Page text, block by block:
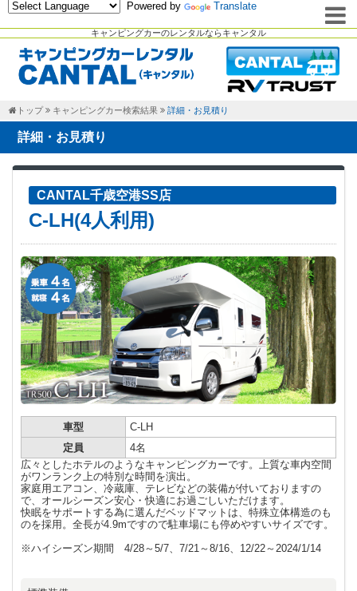
キャンピングカーのレンタルならキャンタル
Powered by Translate
トップ キャンピングカー検索結果 詳細・お見積り
詳細・お見積り
CANTAL千歳空港SS店
C-LH(4人利用)
車型
C-LH
定員
4名
広々としたホテルのようなキャンピングカーです。上質な車内空間
がワンランク上の特別な時間を演出。
家庭用エアコン、冷蔵庫、テレビなどの装備が付いておりますの
で、オールシーズン安心・快適にお過ごしいただけます。
快眠をサポートする為に選んだベッドマットは、特殊立体構造のも
のを採用。全長が4.9mですので駐車場にも停めやすいサイズです。
※ハイシーズン期間 4/28～5/7、7/21～8/16、12/22～2024/1/14